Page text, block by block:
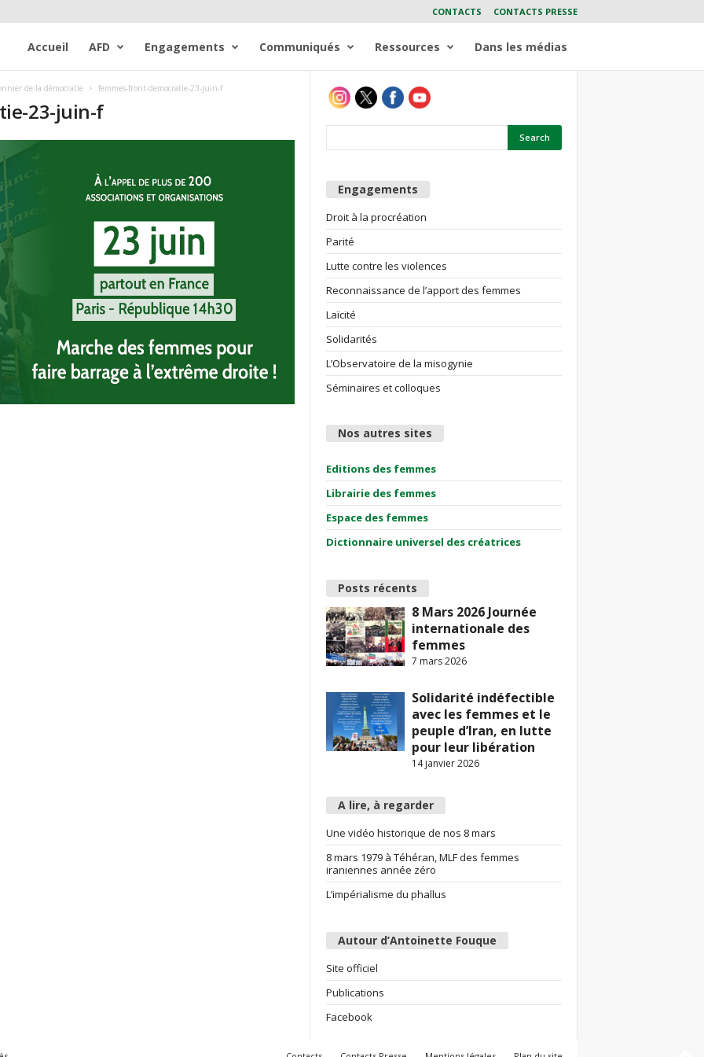
CONTACTS CONTACTS PRESSE
Accueil AFD Engagements Communiqués Ressources Dans les médias
de la démocratie femmes-front-democratie-23-juin-f
23-juin-f
Engagements
Droit à la procréation
Parité
Lutte contre les violences
Reconnaissance de l’apport des femmes
Laïcité
Solidarités
L’Observatoire de la misogynie
Séminaires et colloques
Nos autres sites
Editions des femmes
Librairie des femmes
Espace des femmes
Dictionnaire universel des créatrices
Posts récents
8 Mars 2026 Journée
internationale des
femmes
7 mars 2026
Solidarité indéfectible
avec les femmes et le
peuple d’Iran, en lutte
pour leur libération
14 janvier 2026
A lire, à regarder
Une vidéo historique de nos 8 mars
8 mars 1979 à Téhéran, MLF des femmes
iraniennes année zéro
L’impérialisme du phallus
Autour d’Antoinette Fouque
Site officiel
Publications
Facebook